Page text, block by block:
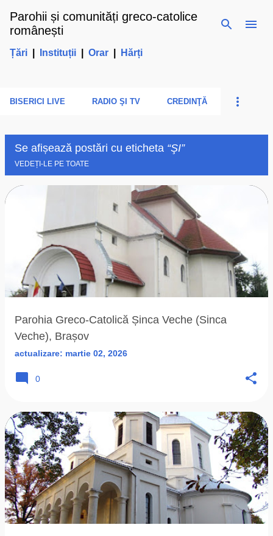
Treceți la conținutul principal
Parohii și comunități greco-catolice
românești
Țări Instituții Orar Hărți
BISERICI LIVE RADIO ŞI TV CREDINŢĂ
Se afișează postări cu eticheta ŞI
VEDEȚI-LE PE TOATE
P
r
Parohia Greco-Catolică Șinca Veche (Sinca
Veche), Brașov
actualizare: martie 02, 2026
0